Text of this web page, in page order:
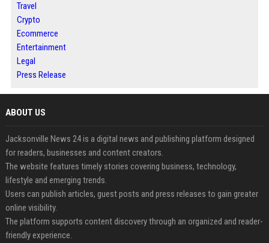
Travel
Crypto
Ecommerce
Entertainment
Legal
Press Release
ABOUT US
Jacksonville News 24 is a digital news and publishing platform designed
for readers, businesses and content creators.
The website features timely stories covering business, technology,
lifestyle and emerging trends.
Users can publish articles, guest posts and press releases to gain greater
online visibility.
The platform supports content discovery through an organized and reader-
friendly experience.